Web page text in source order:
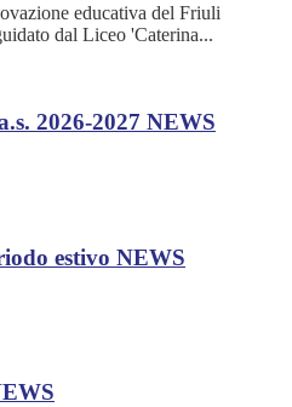
educativa del Friuli
dal Liceo 'Caterina...
2026-2027 NEWS
estivo NEWS